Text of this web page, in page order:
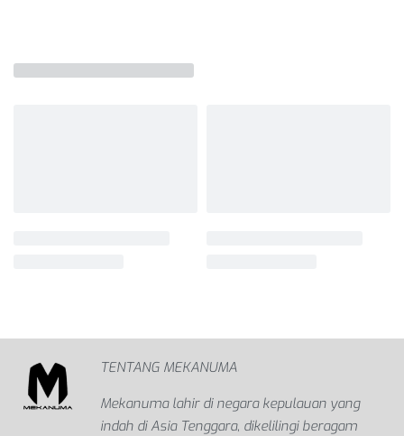
TENTANG MEKANUMA
Mekanuma lahir di negara kepulauan yang
indah di Asia Tenggara, dikelilingi beragam